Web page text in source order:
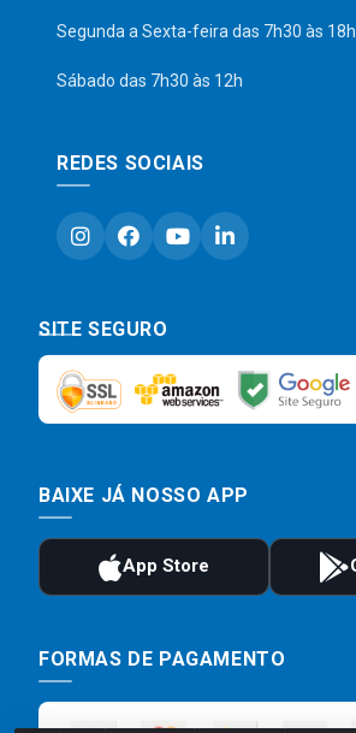
Segunda a Sexta-feira das 7h30 às 18h
Sábado das 7h30 às 12h
REDES SOCIAIS
SITE SEGURO
BAIXE JÁ NOSSO APP
FORMAS DE PAGAMENTO